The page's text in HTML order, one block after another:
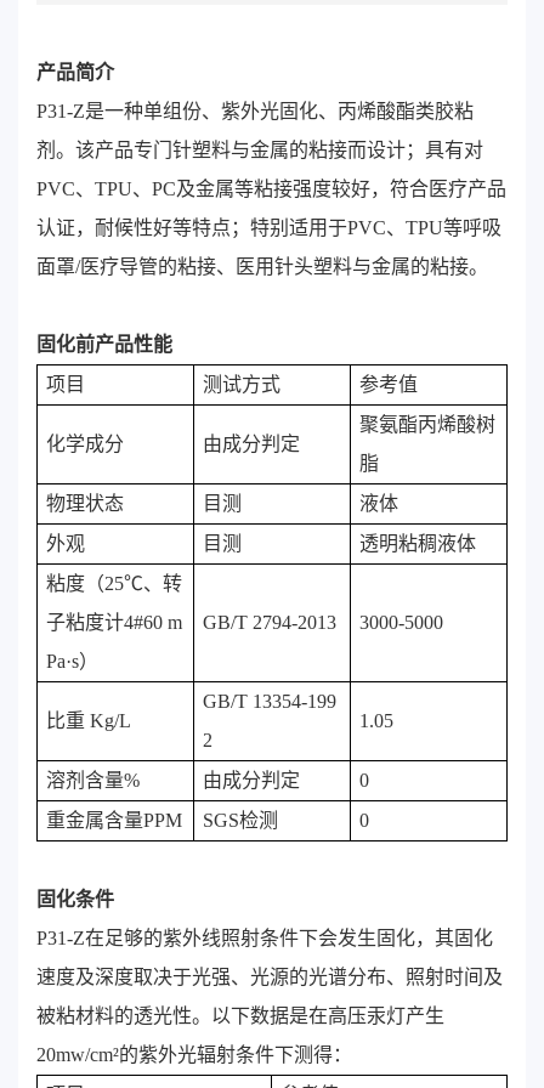
产品简介
P31-Z是一种单组份、紫外光固化、丙烯酸酯类胶粘
剂。该产品专门针塑料与金属的粘接而设计；具有对
PVC、TPU、PC及金属等粘接强度较好，符合医疗产品
认证，耐候性好等特点；特别适用于PVC、TPU等呼吸
面罩/医疗导管的粘接、医用针头塑料与金属的粘接。
固化前产品性能
项目
测试方式 参考值
化学成分 由成分判定
聚氨酯丙烯酸树
脂
物理状态
目测
液体
外观
目测
透明粘稠液体
粘度（25℃、转
子粘度计4#60 m
Pa·s）
GB/T 2794-2013 3000-5000
比重 Kg/L
GB/T 13354-199
2
1.05
溶剂含量% 由成分判定
0
重金属含量PPM
SGS检测 0
固化条件
P31-Z在足够的紫外线照射条件下会发生固化，其固化
速度及深度取决于光强、光源的光谱分布、照射时间及
被粘材料的透光性。以下数据是在高压汞灯产生
20mw/cm²的紫外光辐射条件下测得：